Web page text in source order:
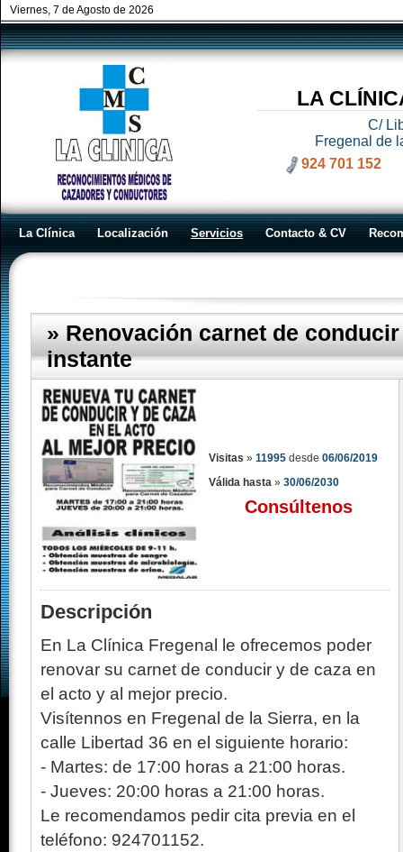
Viernes, 7 de Agosto de 2026
LA
C/
Fregenal de
924 701 152
La Clínica Localización Servicios Contacto & CV
» Renovación carnet de
instante
Visitas » 11995 desde 06/06/2019
Válida hasta » 30/06/2030
Consúltenos
Descripción
En La Clínica Fregenal le ofrecemos poder
renovar su carnet de conducir y de caza en
el acto y al mejor precio.
Visítennos en Fregenal de la Sierra, en la
calle Libertad 36 en el siguiente horario:
- Martes: de 17:00 horas a 21:00 horas.
- Jueves: 20:00 horas a 21:00 horas.
Le recomendamos pedir cita previa en el
teléfono: 924701152.